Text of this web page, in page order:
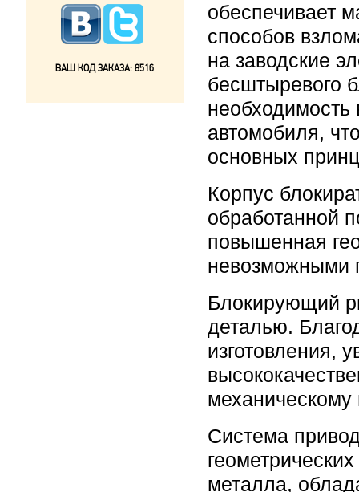
обеспечивает
способов
на заводские
бесштыревого
необходимость
автомобиля,
основных
Корпус
обработанной
повышенная
невозможными
Блокирующий
деталью.
изготовления,
механическому
Система
металла,
ВАШ КОД ЗАКАЗА: 8516